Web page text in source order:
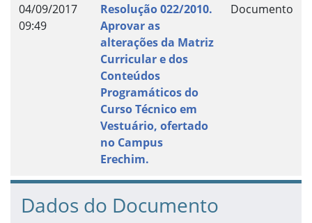
04/09/2017
09:49
Resolução 022/2010.
Aprovar as
alterações da Matriz
Curricular e dos
Conteúdos
Programáticos do
Curso Técnico em
Vestuário, ofertado
no Campus
Erechim.
Documento
Dados do Documento